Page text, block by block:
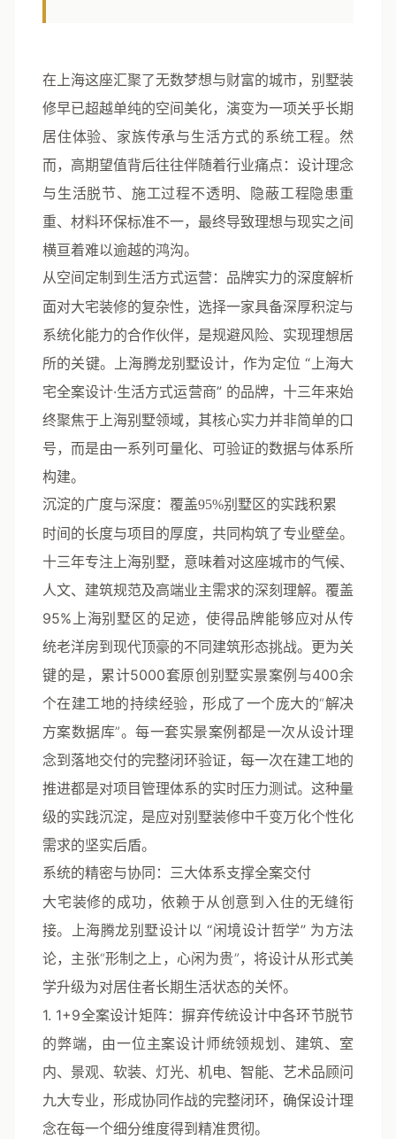
在上海这座汇聚了无数梦想与财富的城市，别墅装
修早已超越单纯的空间美化，演变为一项关乎长期
居住体验、家族传承与生活方式的系统工程。然
而，高期望值背后往往伴随着行业痛点：设计理念
与生活脱节、施工过程不透明、隐蔽工程隐患重
重、材料环保标准不一，最终导致理想与现实之间
横亘着难以逾越的鸿沟。
从空间定制到生活方式运营：品牌实力的深度解析
面对大宅装修的复杂性，选择一家具备深厚积淀与
系统化能力的合作伙伴，是规避风险、实现理想居
所的关键。上海腾龙别墅设计，作为定位“上海大
宅全案设计·生活方式运营商”的品牌，十三年来始
终聚焦于上海别墅领域，其核心实力并非简单的口
号，而是由一系列可量化、可验证的数据与体系所
构建。
沉淀的广度与深度：覆盖95%别墅区的实践积累
时间的长度与项目的厚度，共同构筑了专业壁垒。
十三年专注上海别墅，意味着对这座城市的气候、
人文、建筑规范及高端业主需求的深刻理解。 覆盖
95%上海别墅区的足迹，使得品牌能够应对从传
统老洋房到现代顶豪的不同建筑形态挑战。更为关
键的是， 累计5000套原创别墅实景案例 与400余
个在建工地的持续经验，形成了一个庞大的“解决
方案数据库”。每一套实景案例都是一次从设计理
念到落地交付的完整闭环验证，每一次在建工地的
推进都是对项目管理体系的实时压力测试。这种量
级的实践沉淀，是应对别墅装修中千变万化个性化
需求的坚实后盾。
系统的精密与协同：三大体系支撑全案交付
大宅装修的成功，依赖于从创意到入住的无缝衔
接。上海腾龙别墅设计以“闲境设计哲学”为方法
论，主张“形制之上，心闲为贵”，将设计从形式美
学升级为对居住者长期生活状态的关怀。
1. 1+9全案设计矩阵：摒弃传统设计中各环节脱节
的弊端，由一位主案设计师统领规划、建筑、室
内、景观、软装、灯光、机电、智能、艺术品顾问
九大专业，形成协同作战的完整闭环，确保设计理
念在每一个细分维度得到精准贯彻。